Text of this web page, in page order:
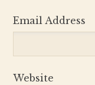
Email Address
Website